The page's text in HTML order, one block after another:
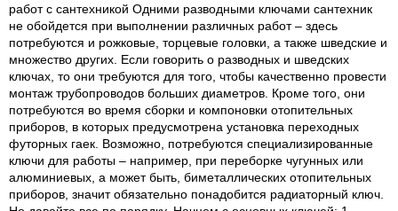
работ с сантехникой Одними разводными ключами сантехник
не обойдется при выполнении различных работ – здесь
потребуются и рожковые, торцевые головки, а также шведские и
множество других. Если говорить о разводных и шведских
ключах, то они требуются для того, чтобы качественно провести
монтаж трубопроводов больших диаметров. Кроме того, они
потребуются во время сборки и компоновки отопительных
приборов, в которых предусмотрена установка переходных
футорных гаек. Возможно, потребуются специализированные
ключи для работы – например, при переборке чугунных или
алюминиевых, а может быть, биметаллических отопительных
приборов, значит обязательно понадобится радиаторный ключ.